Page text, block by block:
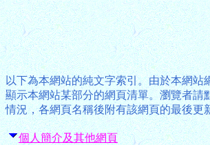
以下為本網站的純文字索引。由於本網
顯示本網站某部分的網頁清單。瀏覽者
情況，各網頁名稱後附有該網頁的最後更
個人簡介及其他網頁